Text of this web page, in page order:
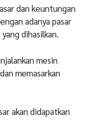
dan keuntungan
adanya pasar
dihasilkan.
mesin
memasarkan
akan didapatkan